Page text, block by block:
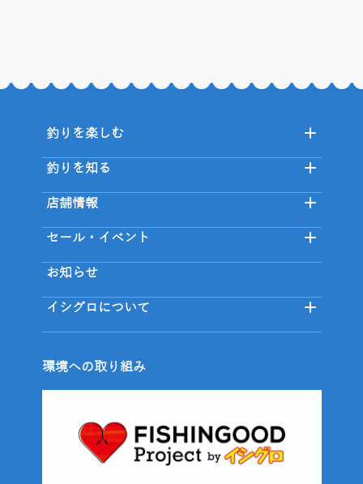
釣りを楽しむ
釣りを知る
店舗情報
セール・イベント
お知らせ
イシグロについて
環境への取り組み